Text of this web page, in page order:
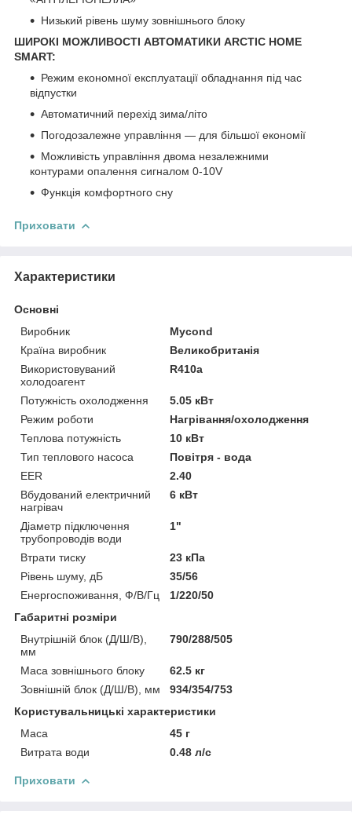
Низький рівень шуму зовнішнього блоку
ШИРОКІ МОЖЛИВОСТІ АВТОМАТИКИ ARCTIC HOME
SMART:
Режим економної експлуатації обладнання під час
відпустки
Автоматичний перехід зима/літо
Погодозалежне управління — для більшої економії
Можливість управління двома незалежними
контурами опалення сигналом 0-10V
Функція комфортного сну
Приховати
Характеристики
Основні
Виробник
Mycond
Країна виробник
Великобританія
Використовуваний
холодоагент
R410a
Потужність охолодження
5.05 кВт
Режим роботи
Нагрівання/охолодження
Теплова потужність
10 кВт
Тип теплового насоса
Повітря - вода
EER
2.40
Вбудований електричний
нагрівач
6 кВт
Діаметр підключення
трубопроводів води
1"
Втрати тиску
23 кПа
Рівень шуму, дБ
35/56
Енергоспоживання, Ф/В/Гц
1/220/50
Габаритні розміри
Внутрішній блок (Д/Ш/В),
мм
790/288/505
Маса зовнішнього блоку
62.5 кг
Зовнішній блок (Д/Ш/В), мм
934/354/753
Користувальницькі характеристики
Маса
45 г
Витрата води
0.48 л/с
Приховати